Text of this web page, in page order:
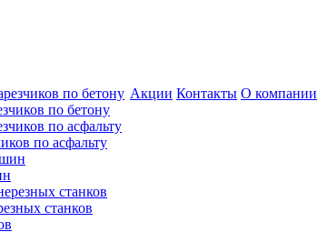
по бетону
по асфальту
станков
Акции Контакты О компании